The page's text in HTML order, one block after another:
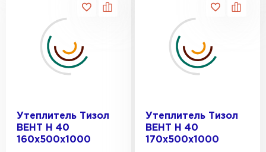
Утеплитель Тизол
ВЕНТ Н 40
160х500х1000
Утеплитель Тизол
ВЕНТ Н 40
170х500х1000